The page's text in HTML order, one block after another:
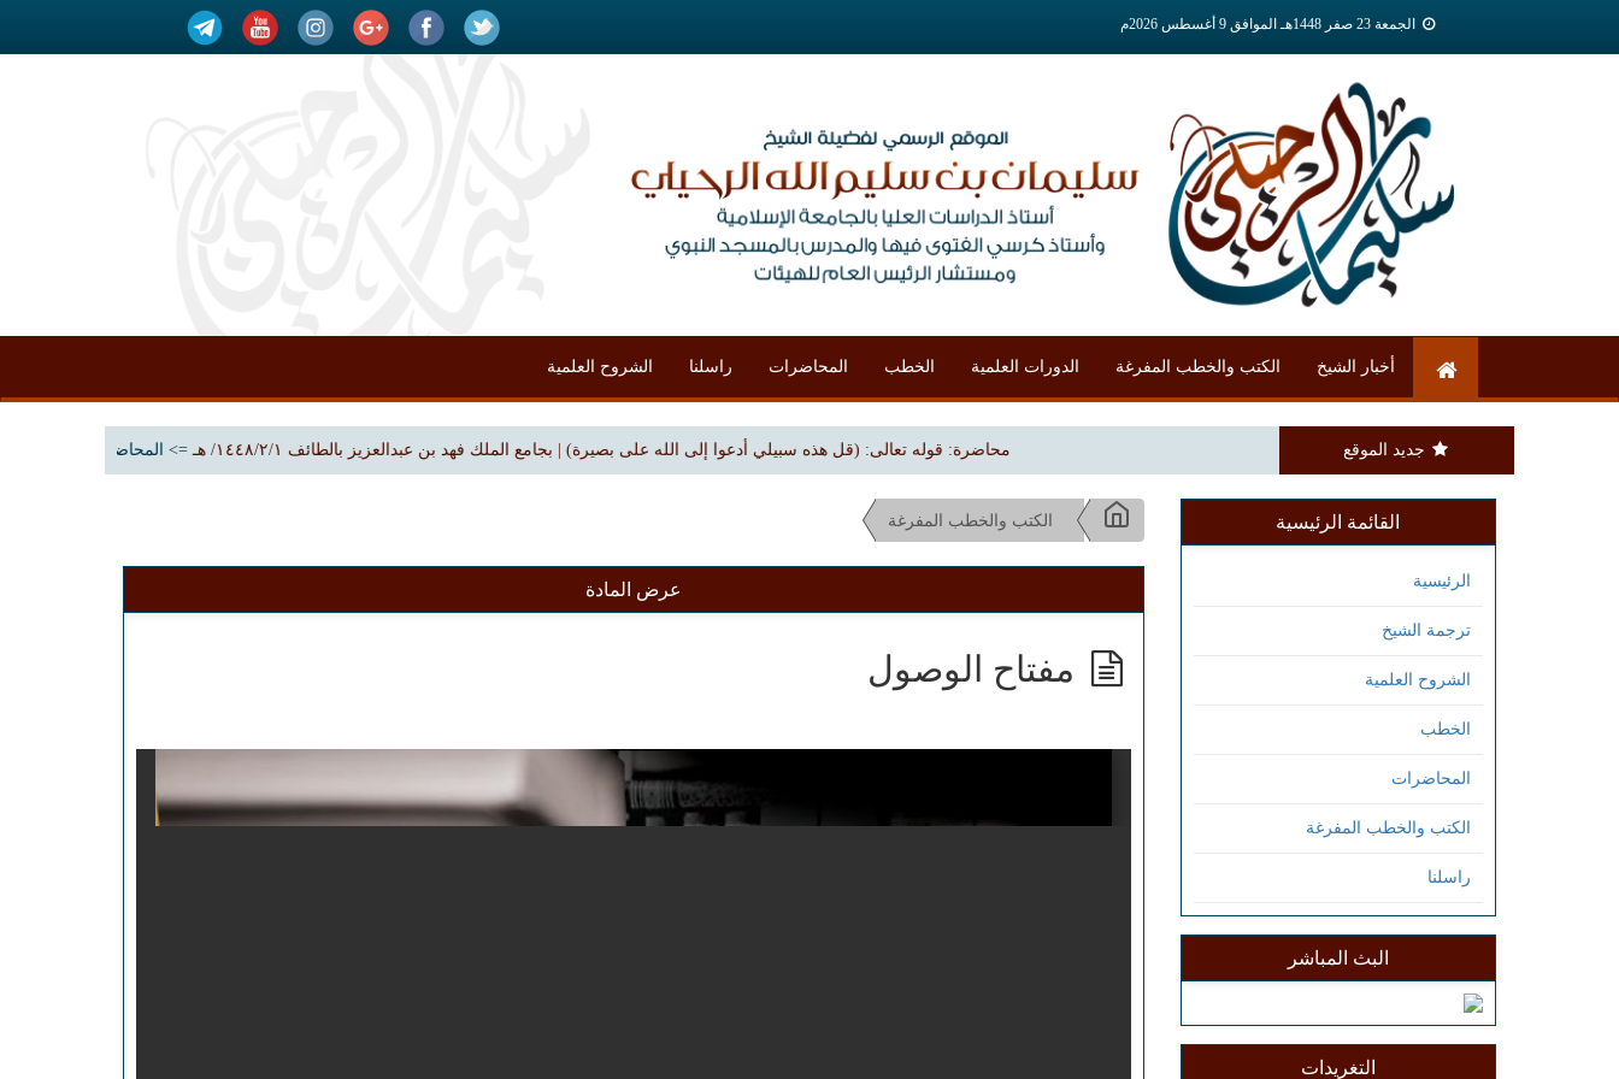
الجمعة 23 صفر 1448هـ الموافق 9 أغسطس 2026م
أخبار الشيخ الكتب والخطب المفرغة الدورات العلمية الخطب المحاضرات راسلنا الشروح العلمية
جديد الموقع محاضرة: قوله تعالى: (قل هذه سبيلي أدعوا إلى الله على بصيرة) | بجامع الملك فهد بن عبدالعزيز بالطائف ١٤٤٨/٢/١/ هـ => المحاضرات
القائمة الرئيسية
الرئيسية
ترجمة الشيخ
الشروح العلمية
الخطب
المحاضرات
الكتب والخطب المفرغة
راسلنا
البث المباشر
التغريدات
الكتب والخطب المفرغة
عرض المادة
مفتاح الوصول